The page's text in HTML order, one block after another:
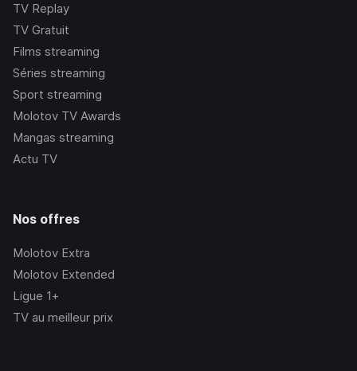
TV Replay
TV Gratuit
Films streaming
Séries streaming
Sport streaming
Molotov TV Awards
Mangas streaming
Actu TV
Nos offres
Molotov Extra
Molotov Extended
Ligue 1+
TV au meilleur prix